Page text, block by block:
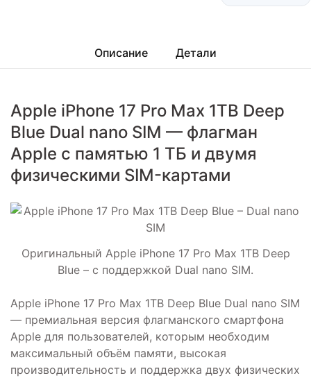
Описание Детали
Apple iPhone 17 Pro Max 1TB Deep
Blue Dual nano SIM — флагман
Apple с памятью 1 ТБ и двумя
физическими SIM-картами
Оригинальный Apple iPhone 17 Pro Max 1TB Deep
Blue – с поддержкой Dual nano SIM.
Apple iPhone 17 Pro Max 1TB Deep Blue Dual nano SIM
— премиальная версия флагманского смартфона
Apple для пользователей, которым необходим
максимальный объём памяти, высокая
производительность и поддержка двух физических